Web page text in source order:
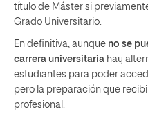
título de Máster si
Grado Universitario.
En definitiva, aunque no se
carrera universitaria hay
estudiantes para poder
pero la preparación que
profesional.